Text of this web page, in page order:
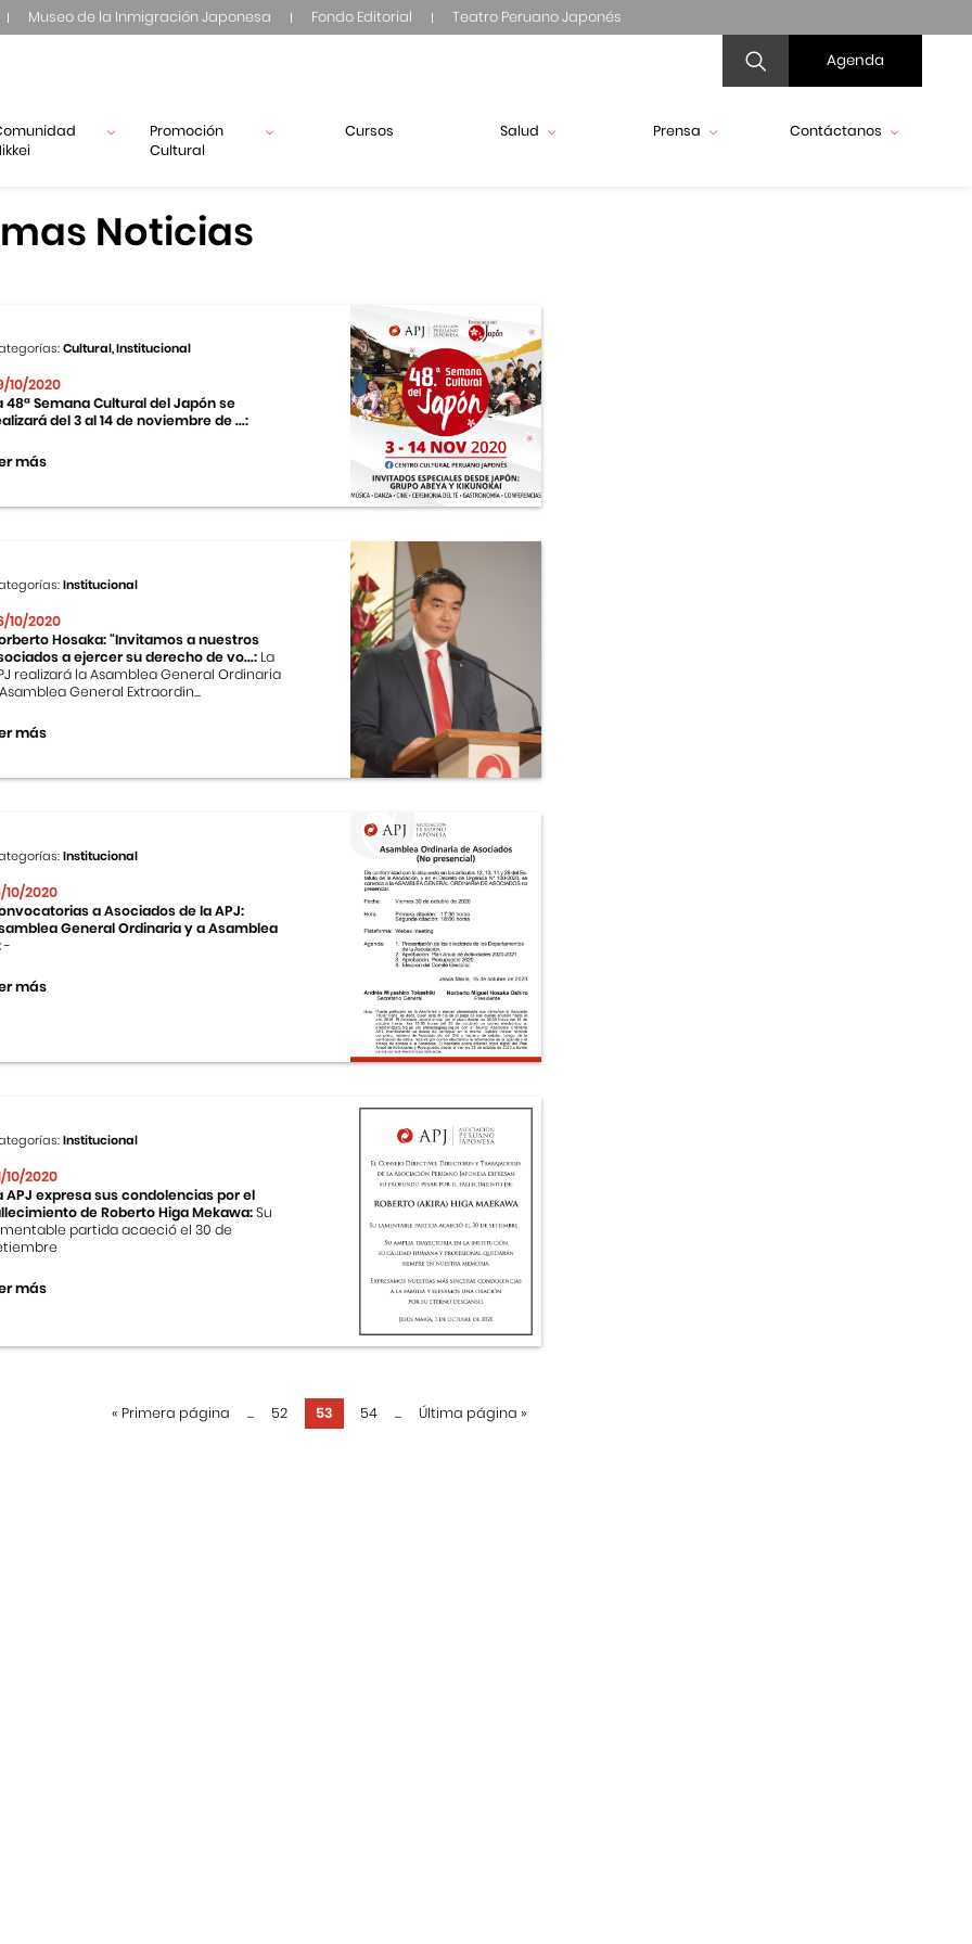
Museo de la Inmigración Japonesa Fondo Editorial Teatro Peruano Japonés
Agenda
Promoción
Cultural
Cursos Salud Prensa Contáctanos
Noticias
Cultural, Institucional
10/2020
48ª Semana Cultural del Japón se
del 3 al 14 de noviembre de ...:
más
Institucional
10/2020
Hosaka: “Invitamos a nuestros
a ejercer su derecho de vo...: La
realizará la Asamblea General Ordinaria
General Extraordin...
más
Institucional
10/2020
a Asociados de la APJ:
General Ordinaria y a Asamblea
-
más
Institucional
10/2020
APJ expresa sus condolencias por el
de Roberto Higa Mekawa:Su
partida acaeció el 30 de
más
« Primera página ... 52 53 54 ... Última página »